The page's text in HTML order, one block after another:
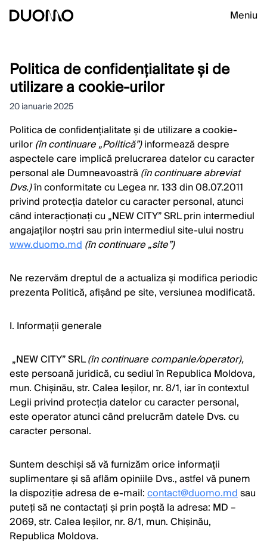
Meniu
Politica de confidențialitate și de
utilizare a cookie-urilor
20 ianuarie 2025
Politica de confidențialitate și de utilizare a cookie-
urilor(în continuare „Politică”)informează despre
aspectele care implică prelucrarea datelor cu caracter
personal ale Dumneavoastră (în continuare abreviat
Dvs.)în conformitate cu Legea nr. 133 din 08.07.2011
privind protecția datelor cu caracter personal, atunci
când interacționați cu „NEW CITY” SRL prin intermediul
angajaților noștri sau prin intermediul site-ului nostru
www.duomo.md(în continuare „site”)
Ne rezervăm dreptul de a actualiza și modifica periodic
prezenta Politică, afișând pe site, versiunea modificată.
I. Informații generale
„NEW CITY” SRL(în continuare companie/operator),
este persoană juridică, cu sediul în Republica Moldova,
mun. Chișinău, str. Calea Ieșilor, nr. 8/1, iar în contextul
Legii privind protecția datelor cu caracter personal,
este operator atunci când prelucrăm datele Dvs. cu
caracter personal.
Suntem deschiși să vă furnizăm orice informații
suplimentare și să aflăm opiniile Dvs., astfel vă punem
la dispoziție adresa de e-mail:contact@duomo.mdsau
puteți să ne contactați și prin poștă la adresa: MD –
2069, str. Calea Ieșilor, nr. 8/1, mun. Chișinău,
Republica Moldova.